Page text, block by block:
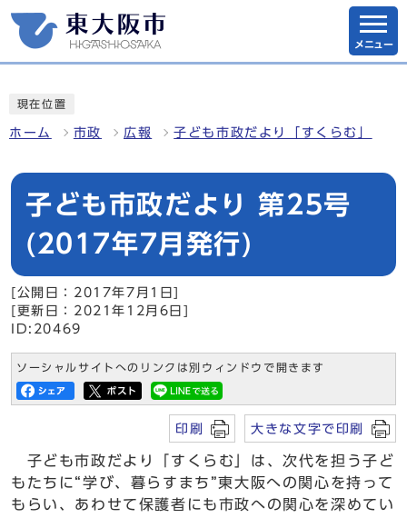
メニュー
現在位置
ホーム 市政 広報 子ども市政だより「すくらむ」
子ども市政だより 第25号
(2017年7月発行)
[公開日：2017年7月1日]
[更新日：2021年12月6日]
ID:20469
ソーシャルサイトへのリンクは別ウィンドウで開きます
印刷 大きな文字で印刷
子ども市政だより「すくらむ」は、次代を担う子ど
もたちに“学び、暮らすまち”東大阪への関心を持って
もらい、あわせて保護者にも市政への関心を深めてい